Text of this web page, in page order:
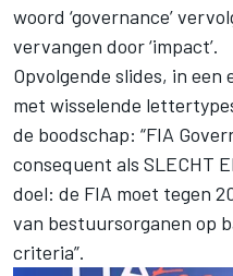
woord ‘governance’
vervangen door ‘impact’.
Opvolgende slides, in een
met wisselende
de boodschap: “FIA
consequent als SLECHT
doel: de FIA moet tegen
van bestuursorganen op
criteria”.